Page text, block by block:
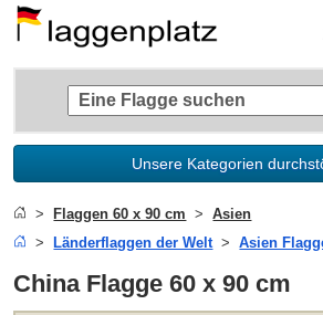
Unsere Kategorien
Flaggen 60 x 90 cm
Asien
Länderflaggen der Welt
Asien
China Flagge 60 x 90 cm